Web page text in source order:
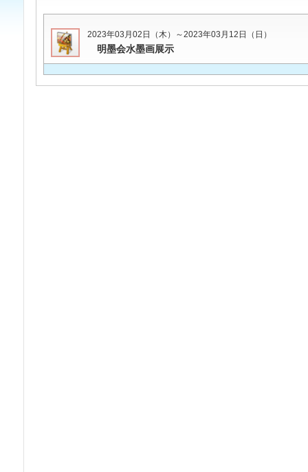
2023年03月02日（木）～2023年03月12日（日）
明墨会水墨画展示